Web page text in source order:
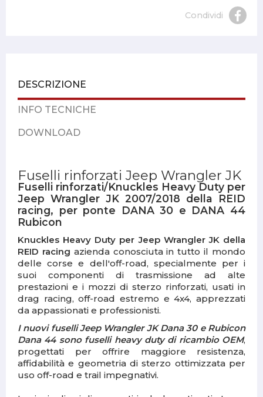
Condividi
DESCRIZIONE
INFO TECNICHE
DOWNLOAD
Fuselli rinforzati Jeep Wrangler JK
Fuselli rinforzati/Knuckles Heavy Duty per
Jeep Wrangler JK 2007/2018 della REID
racing, per ponte DANA 30 e DANA 44
Rubicon
Knuckles Heavy Duty per Jeep Wrangler JK della
REID racing azienda conosciuta in tutto il mondo
delle corse e dell'off-road, specialmente per i
suoi componenti di trasmissione ad alte
prestazioni e i mozzi di sterzo rinforzati, usati in
drag racing, off-road estremo e 4x4, apprezzati
da appassionati e professionisti.
I nuovi fuselli Jeep Wrangler JK Dana 30 e Rubicon
Dana 44 sono fuselli heavy duty di ricambio OEM,
progettati per offrire maggiore resistenza,
affidabilità e geometria di sterzo ottimizzata per
uso off-road e trail impegnativi.